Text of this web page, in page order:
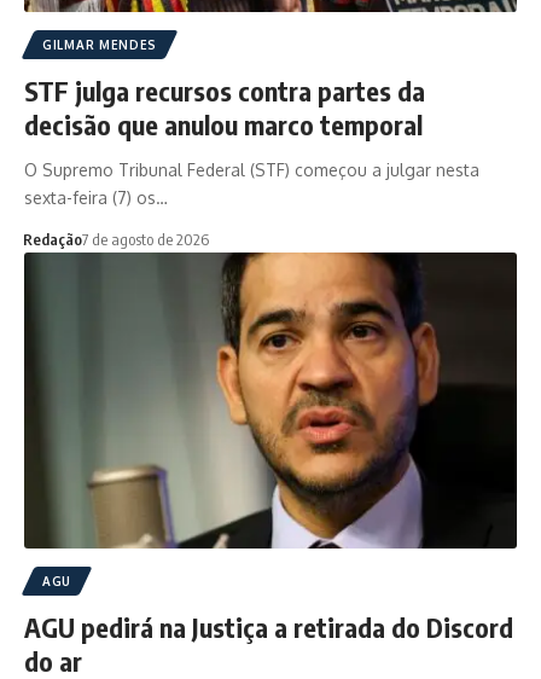
GILMAR MENDES
STF julga recursos contra partes da
decisão que anulou marco temporal
O Supremo Tribunal Federal (STF) começou a julgar nesta
sexta-feira (7) os…
Redação7 de agosto de 2026
AGU
AGU pedirá na Justiça a retirada do Discord
do ar